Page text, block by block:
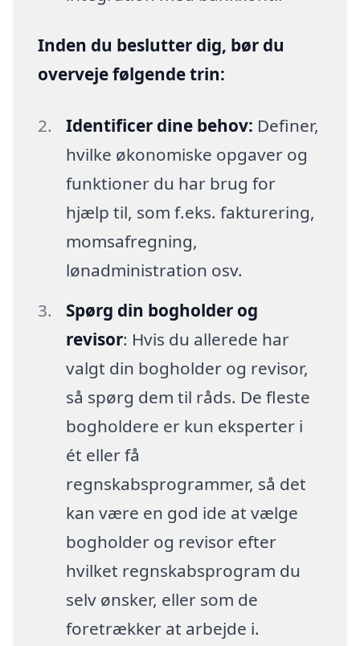
Inden du beslutter dig, bør du
overveje følgende trin:
Identificer dine behov: Definer,
hvilke økonomiske opgaver og
funktioner du har brug for
hjælp til, som f.eks. fakturering,
momsafregning,
lønadministration osv.
Spørg din bogholder og
revisor: Hvis du allerede har
valgt din bogholder og revisor,
så spørg dem til råds. De fleste
bogholdere er kun eksperter i
ét eller få
regnskabsprogrammer, så det
kan være en god ide at vælge
bogholder og revisor efter
hvilket regnskabsprogram du
selv ønsker, eller som de
foretrækker at arbejde i.